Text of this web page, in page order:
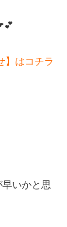
】はコチラ
いかと思